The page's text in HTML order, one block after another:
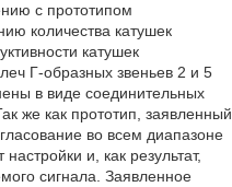
с прототипом
количества катушек
катушек
Г-образных звеньев 2 и 5
в виде соединительных
же как прототип, заявленный
во всем диапазоне
и, как результат,
сигнала. Заявленное